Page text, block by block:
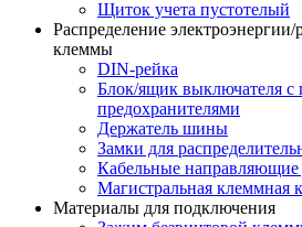
Щиток учета пустотелый
Распределение
клеммы
DIN-рейка
Блок/ящик выключателя с
предохранителями
Держатель шины
Замки для
Кабельные
Магистральная клеммная
Материалы для подключения